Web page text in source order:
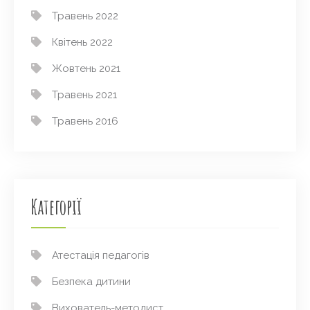
Травень 2022
Квітень 2022
Жовтень 2021
Травень 2021
Травень 2016
Категорії
Атестація педагогів
Безпека дитини